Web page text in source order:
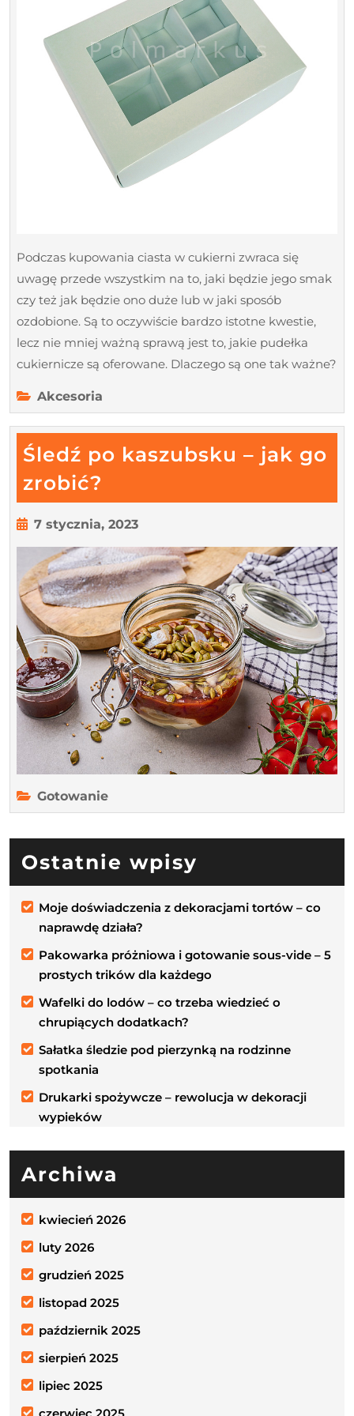
Podczas kupowania ciasta w cukierni zwraca się
uwagę przede wszystkim na to, jaki będzie jego smak
czy też jak będzie ono duże lub w jaki sposób
ozdobione. Są to oczywiście bardzo istotne kwestie,
lecz nie mniej ważną sprawą jest to, jakie pudełka
cukiernicze są oferowane. Dlaczego są one tak ważne?
Akcesoria
Śledź po kaszubsku – jak go
zrobić?
po
kaszubsku
–
jak
go
zrobić?
7 stycznia, 20237
2023
Gotowanie
Ostatnie wpisy
Moje doświadczenia z dekoracjami tortów – co
naprawdę działa?
Pakowarka próżniowa i gotowanie sous-vide – 5
prostych trików dla każdego
Wafelki do lodów – co trzeba wiedzieć o
chrupiących dodatkach?
Sałatka śledzie pod pierzynką na rodzinne
spotkania
Drukarki spożywcze – rewolucja w dekoracji
wypieków
Archiwa
kwiecień 2026
luty 2026
grudzień 2025
listopad 2025
październik 2025
sierpień 2025
lipiec 2025